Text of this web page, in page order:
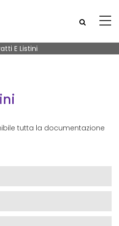
di pane
E Listini
tutta la documentazione